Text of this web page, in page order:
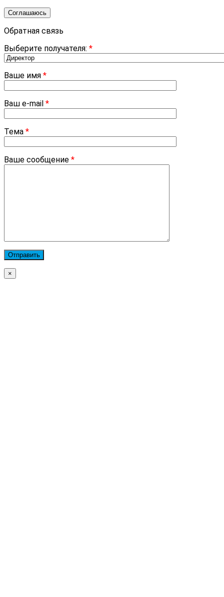
Соглашаюсь
Обратная связь
Выберите получателя: *
Ваше имя *
Ваш e-mail *
Тема *
Ваше сообщение *
×